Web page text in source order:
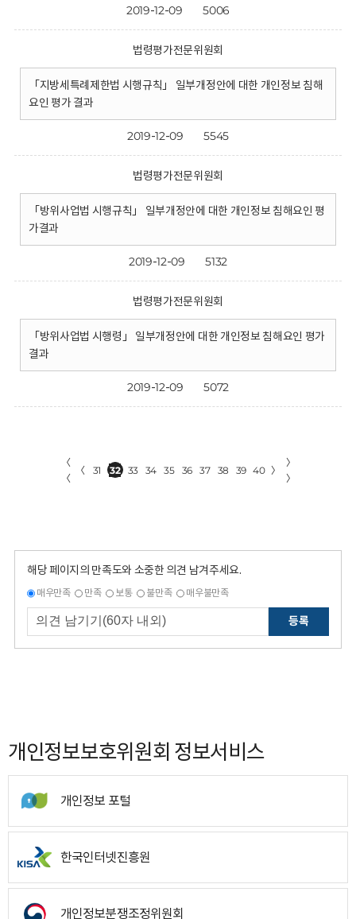
2019-12-09 5006
법령평가전문위원회
「지방세특례제한법 시행규칙」 일부개정안에 대한 개인정보 침해
요인 평가 결과
2019-12-09 5545
법령평가전문위원회
「방위사업법 시행규칙」 일부개정안에 대한 개인정보 침해요인 평
가결과
2019-12-09 5132
법령평가전문위원회
「방위사업법 시행령」 일부개정안에 대한 개인정보 침해요인 평가
결과
2019-12-09 5072
〈
〈
〈 31 32 33 34 35 36 37 38 39 40 〉
〉
〉
해당 페이지의 만족도와 소중한 의견 남겨주세요.
매우만족 만족 보통 불만족 매우불만족
등록
개인정보보호위원회 정보서비스
개인정보 포털
한국인터넷진흥원
개인정보분쟁조정위원회